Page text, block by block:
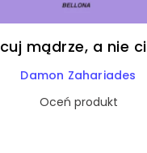
mądrze, a nie
Damon Zahariades
Oceń produkt